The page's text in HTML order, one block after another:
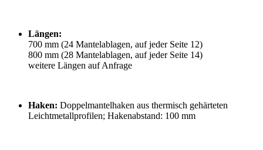
Längen:
700 mm (24 Mantelablagen, auf jeder Seite 12)
800 mm (28 Mantelablagen, auf jeder Seite 14)
weitere Längen auf Anfrage
Haken: Doppelmantelhaken aus thermisch gehärteten
Leichtmetallprofilen; Hakenabstand: 100 mm